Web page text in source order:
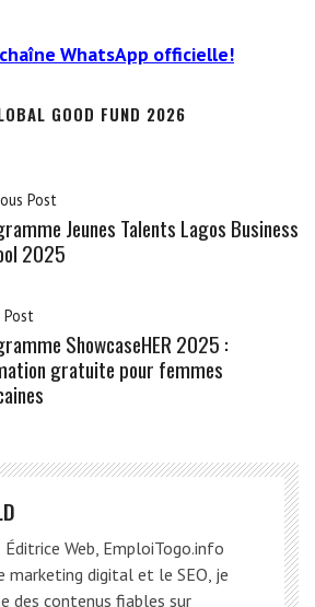
WhatsApp officielle!
GOOD FUND 2026
Post
Jeunes Talents Lagos Business
2025
ShowcaseHER 2025 :
gratuite pour femmes
Éditrice Web, EmploiTogo.info
marketing digital et le SEO, je
des contenus fiables sur